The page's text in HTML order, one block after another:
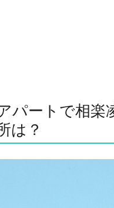
パートで相楽
は？